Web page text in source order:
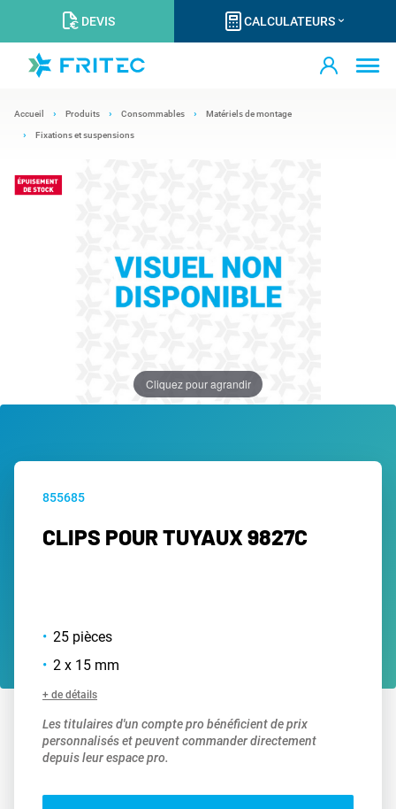
DEVIS CALCULATEURS
Accueil Produits Consommables Matériels de montage
Fixations et suspensions
Cliquez pour agrandir
855685
CLIPS POUR TUYAUX 9827C
25 pièces
2 x 15 mm
+ de détails
Les titulaires d'un compte pro bénéficient de prix
personnalisés et peuvent commander directement
depuis leur espace pro.